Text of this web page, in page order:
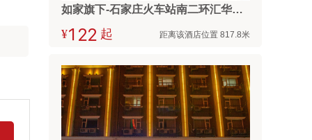
如家旗下-石家庄火车站南二环汇华学院睿柏·云酒店
¥  起 距离该酒店位置 817.8米